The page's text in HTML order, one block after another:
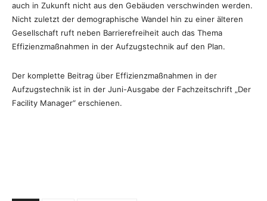
auch in Zukunft nicht aus den Gebäuden verschwinden werden.
Nicht zuletzt der demographische Wandel hin zu einer älteren
Gesellschaft ruft neben Barrierefreiheit auch das Thema
Effizienzmaßnahmen in der Aufzugstechnik auf den Plan.
Der komplette Beitrag über Effizienzmaßnahmen in der
Aufzugstechnik ist in der Juni-Ausgabe der Fachzeitschrift „Der
Facility Manager“ erschienen.